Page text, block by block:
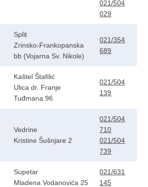
021/504
029
Split
Zrinsko-Frankopanska
bb (Vojarna Sv. Nikole)
021/354
689
Kaštel Štafilić
Ulica dr. Franje
Tuđmana 96
021/504
139
Vedrine
Kristine Šušnjare 2
021/504
710
021/504
739
Supetar
Mladena Vodanovića 25
021/631
145